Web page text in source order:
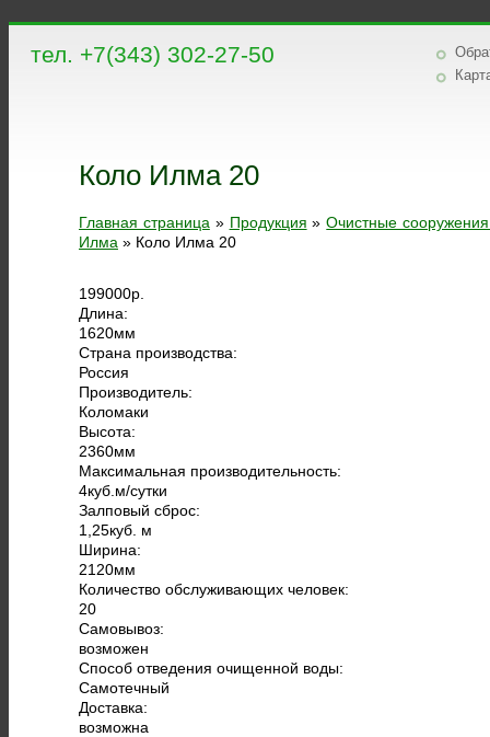
тел. +7(343) 302-27-50
Коло Илма 20
Главная страница » Продукция » Очистные
Илма » Коло Илма 20
199000р.
Длина:
1620мм
Страна производства:
Россия
Производитель:
Коломаки
Высота:
2360мм
Максимальная производительность:
4куб.м/сутки
Залповый сброс:
1,25куб. м
Ширина:
2120мм
Количество обслуживающих человек:
20
Самовывоз:
возможен
Способ отведения очищенной воды:
Самотечный
Доставка:
возможна